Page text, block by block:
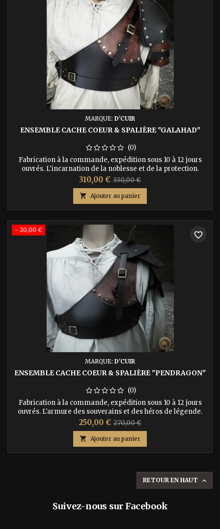
MARQUE: D'CUIR
ENSEMBLE CACHE COEUR & SPALIÈRE "GALAHAD"
(0)
Fabrication à la commande, expédition sous 10 à 12 jours
ouvrés. L'incarnation de la noblesse et de la protection.
Révélez la vaillance de votre personnage avec l'ensemble
armure en cuir "Galahad". Ce pack d'exception combine
notre emblématique cache-cœur cintré avec la spalière
Galahad, réputée pour ses plaques superposées au galbe
traditionnel et...
Prix
310,00 € Prix
base
330,00 €
 Ajouter au panier
- 20,00 €
MARQUE: D'CUIR
ENSEMBLE CACHE COEUR & SPALIÈRE "PENDRAGON"
(0)
Fabrication à la commande, expédition sous 10 à 12 jours
ouvrés. L'armure des souverains et des héros de légende.
Arborez une prestance digne des plus grands récits
arthurien avec l'ensemble armure en cuir "Pendragon". Ce
pack exclusif combine à la perfection notre cache-cœur
cintré et la spalière Pendragon, réputée pour ses plaques de
cuir superposées au...
Prix
250,00 € Prix
base
270,00 €
 Ajouter au panier
favorite_border
RETOUR EN HAUT 
Suivez-nous sur Facebook